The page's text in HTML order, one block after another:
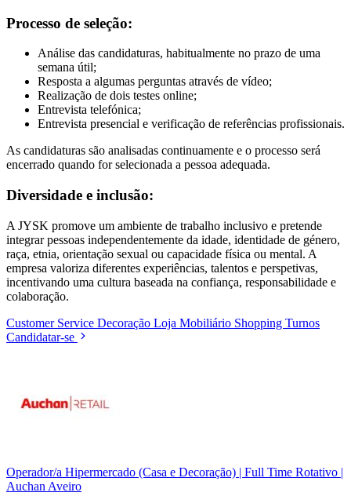
Processo de seleção:
Análise das candidaturas, habitualmente no prazo de uma
semana útil;
Resposta a algumas perguntas através de vídeo;
Realização de dois testes online;
Entrevista telefónica;
Entrevista presencial e verificação de referências profissionais.
As candidaturas são analisadas continuamente e o processo será
encerrado quando for selecionada a pessoa adequada.
Diversidade e inclusão:
A JYSK promove um ambiente de trabalho inclusivo e pretende
integrar pessoas independentemente da idade, identidade de género,
raça, etnia, orientação sexual ou capacidade física ou mental. A
empresa valoriza diferentes experiências, talentos e perspetivas,
incentivando uma cultura baseada na confiança, responsabilidade e
colaboração.
Customer Service Decoração Loja Mobiliário Shopping Turnos
Candidatar-se
Operador/a Hipermercado (Casa e Decoração) | Full Time Rotativo |
Auchan Aveiro